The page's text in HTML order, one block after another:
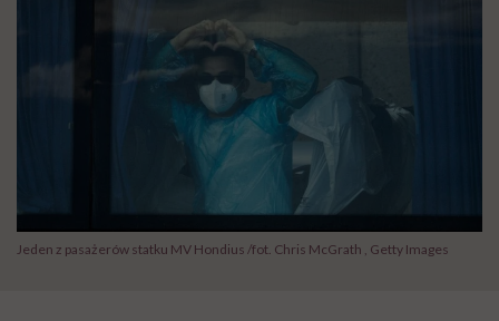
Jeden z pasażerów statku MV Hondius /fot. Chris McGrath , Getty Images